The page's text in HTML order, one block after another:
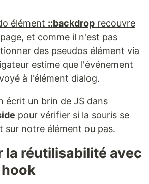
élément ::backdrop recouvre
, et comme il n'est pas
des pseudos élément via
estime que l'événement
à l'élément dialog.
écrit un brin de JS dans
pour vérifier si la souris se
sur notre élément ou pas.
la réutilisabilité avec